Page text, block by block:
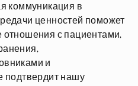
коммуникация в
ценностей поможет
отношения с пациентами,
и
подтвердит нашу